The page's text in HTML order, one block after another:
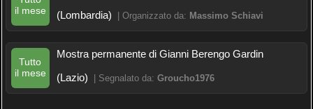
il mese
(Lombardia)
| Organizzato da: Massimo Schiavi
Tutto
il mese
Mostra permanente di Gianni Berengo Gardin
(Lazio)
| Segnalato da: Groucho1976